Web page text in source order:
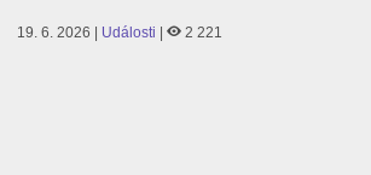
19. 6. 2026 | Události | 2 221